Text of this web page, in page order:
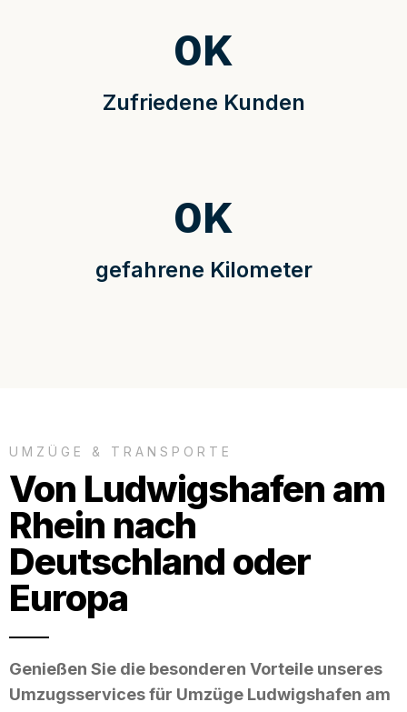
Zufriedene Kunden
0K
gefahrene Kilometer
0K
UMZÜGE & TRANSPORTE
Von Ludwigshafen am
Rhein nach
Deutschland oder
Europa
Genießen Sie die besonderen Vorteile unseres
Umzugsservices für Umzüge Ludwigshafen am